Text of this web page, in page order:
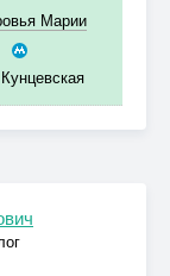
Марии
Кунцевская